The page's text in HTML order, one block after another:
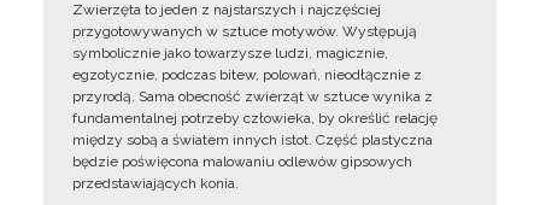
Zwierzęta to jeden z najstarszych i najczęściej
przygotowywanych w sztuce motywów. Występują
symbolicznie jako towarzysze ludzi, magicznie,
egzotycznie, podczas bitew, polowań, nieodłącznie z
przyrodą. Sama obecność zwierząt w sztuce wynika z
fundamentalnej potrzeby człowieka, by określić relację
między sobą a światem innych istot. Część plastyczna
będzie poświęcona malowaniu odlewów gipsowych
przedstawiających konia.